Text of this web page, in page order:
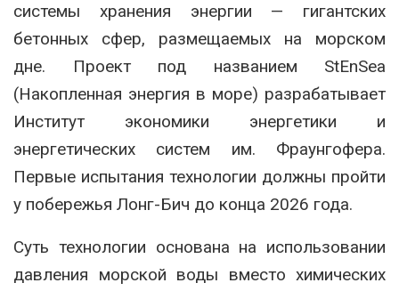
системы хранения энергии — гигантских
бетонных сфер, размещаемых на морском
дне. Проект под названием StEnSea
(Накопленная энергия в море) разрабатывает
Институт экономики энергетики и
энергетических систем им. Фраунгофера.
Первые испытания технологии должны пройти
у побережья Лонг-Бич до конца 2026 года.
Суть технологии основана на использовании
давления морской воды вместо химических